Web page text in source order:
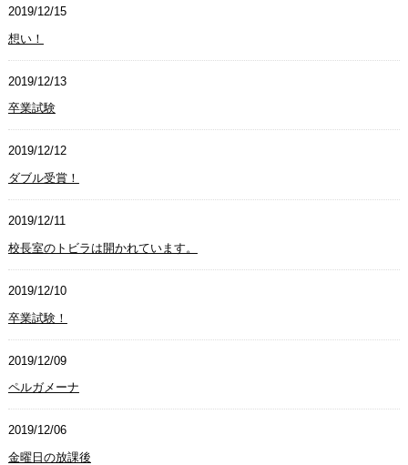
2019/12/15
想い！
2019/12/13
卒業試験
2019/12/12
ダブル受賞！
2019/12/11
校長室のトビラは開かれています。
2019/12/10
卒業試験！
2019/12/09
ペルガメーナ
2019/12/06
金曜日の放課後